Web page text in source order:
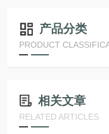
产品分类
PRODUCT
相关文章
RELATED ARTICLES